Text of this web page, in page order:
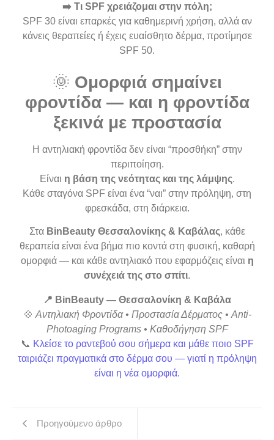
➡️ Τι SPF χρειάζομαι στην πόλη;
SPF 30 είναι επαρκές για καθημερινή χρήση, αλλά αν
κάνεις θεραπείες ή έχεις ευαίσθητο δέρμα, προτίμησε
SPF 50.
🌞 Ομορφιά σημαίνει
φροντίδα — και η φροντίδα
ξεκινά με προστασία
Η αντηλιακή φροντίδα δεν είναι “προσθήκη” στην
περιποίηση.
Είναι η βάση της νεότητας και της λάμψης.
Κάθε σταγόνα SPF είναι ένα “ναι” στην πρόληψη, στη
φρεσκάδα, στη διάρκεια.
Στα BinBeauty Θεσσαλονίκης & Καβάλας, κάθε
θεραπεία είναι ένα βήμα πιο κοντά στη φυσική, καθαρή
ομορφιά — και κάθε αντηλιακό που εφαρμόζεις είναι η
συνέχειά της στο σπίτι.
📍 BinBeauty — Θεσσαλονίκη & Καβάλα
💠 Αντηλιακή Φροντίδα • Προστασία Δέρματος • Anti-
Photoaging Programs • Καθοδήγηση SPF
📞 Κλείσε το ραντεβού σου σήμερα και μάθε ποιο SPF
ταιριάζει πραγματικά στο δέρμα σου — γιατί η πρόληψη
είναι η νέα ομορφιά.
Προηγούμενο άρθρο